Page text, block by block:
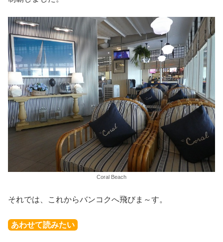
Coral Beach
それでは、これからバンコクへ飛びま～す。
あわせて読みたい